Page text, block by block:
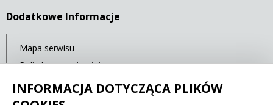
Dodatkowe Informacje
Mapa serwisu
Polityka prywatności
Deklaracja dostępności
INFORMACJA DOTYCZĄCA PLIKÓW